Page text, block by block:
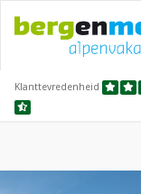
Klanttevredenheid